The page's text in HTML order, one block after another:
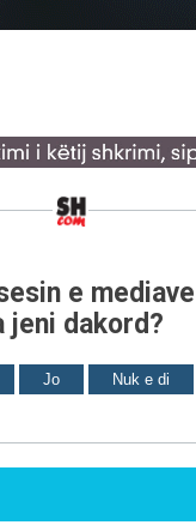
e
jeni dakord?
Jo Nuk e di